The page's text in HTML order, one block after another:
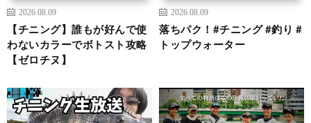
2026.08.09
【チニング】誰もが好んで使
わないカラーでボトスト攻略
【ゼロチヌ】
2026.08.09
落ちパク！#チニング #釣り #
トップウォーター